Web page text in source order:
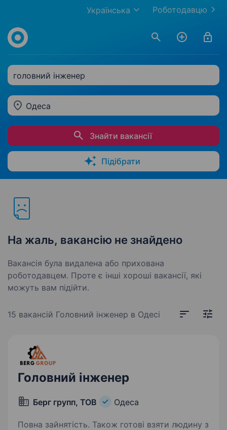
Роботодавцю
Українська
головний інженер
Одеса
Знайти вакансії
Підібрати
На жаль, вакансію не знайдено
Вакансія була видалена або прихована
роботодавцем. Проте є інші хороші вакансії, які
можуть вам підійти.
15 вакансій Головний інженер в Одесі
Головний інженер
Берг групп, ТОВ Одеса
Повна зайнятість. Також готові взяти людину з